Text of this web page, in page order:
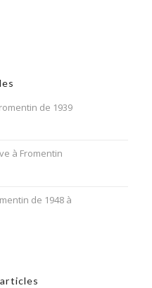
de 1939
à Fromentin
de 1948 à